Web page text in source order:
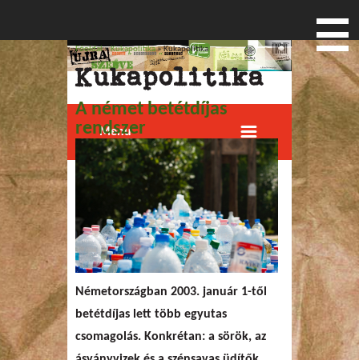
Menu
Jelenlegi hely
Főoldal»Kukapolitika» Kukapolitika
Kukapolitika
A német betétdíjas
rendszer
Németországban 2003. január 1-től
betétdíjas lett több egyutas
csomagolás. Konkrétan: a sörök, az